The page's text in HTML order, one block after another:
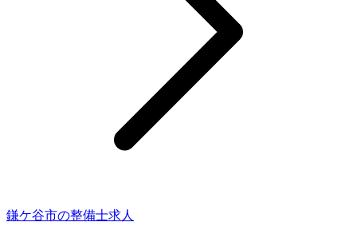
鎌ケ谷市の整備士求人